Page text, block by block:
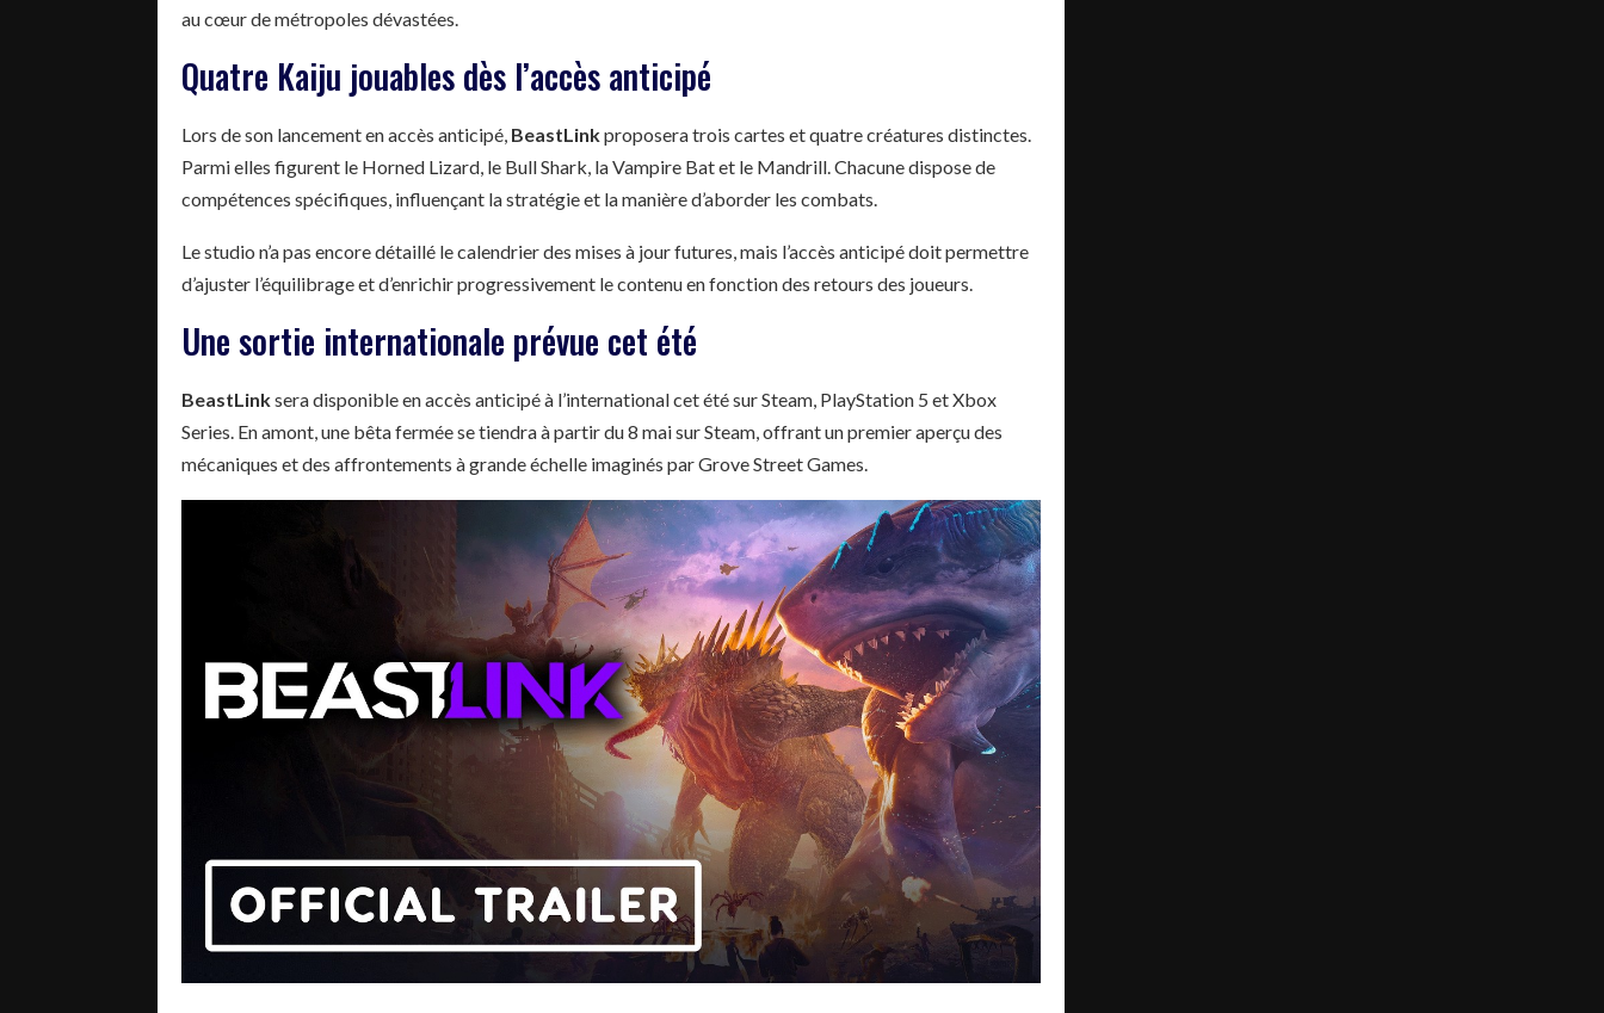
au cœur de métropoles dévastées.
Quatre Kaiju jouables dès l’accès anticipé
Lors de son lancement en accès anticipé, BeastLinkproposera trois cartes et quatre créatures distinctes.
Parmi elles figurent le Horned Lizard, le Bull Shark, la Vampire Bat et le Mandrill. Chacune dispose de
compétences spécifiques, influençant la stratégie et la manière d’aborder les combats.
Le studio n’a pas encore détaillé le calendrier des mises à jour futures, mais l’accès anticipé doit permettre
d’ajuster l’équilibrage et d’enrichir progressivement le contenu en fonction des retours des joueurs.
Une sortie internationale prévue cet été
BeastLinksera disponible en accès anticipé à l’international cet été sur Steam, PlayStation 5 et Xbox
Series. En amont, une bêta fermée se tiendra à partir du 8 mai sur Steam, offrant un premier aperçu des
mécaniques et des affrontements à grande échelle imaginés par Grove Street Games.